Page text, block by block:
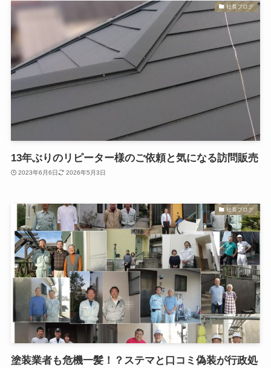
社長ブログ
13年ぶりのリピーター様のご依頼と気になる訪問販売
2023年6月6日 2026年5月3日
社長ブログ
塗装業者も危機一髪！？ステマと口コミ偽装が行政処